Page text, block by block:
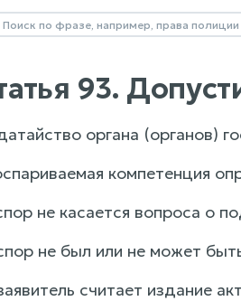
93.
органа (органов)
компетенция
не касается вопроса о
не был или не может
считает издание